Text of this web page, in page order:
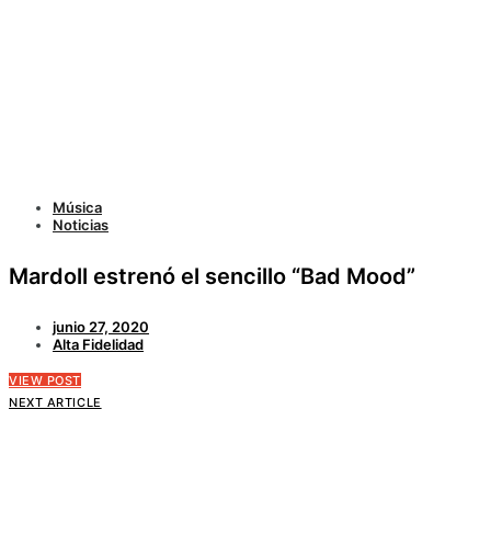
Música
Noticias
Mardoll estrenó el sencillo “Bad Mood”
junio 27, 2020
Alta Fidelidad
VIEW POST
NEXT ARTICLE